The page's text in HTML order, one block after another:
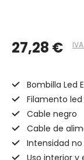
27,28 €
Bombilla Led
Filamento
Cable negro
Cable de
Intensidad